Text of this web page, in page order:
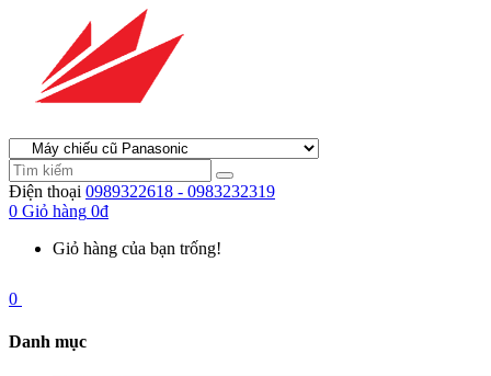
Điện thoại 0989322618 - 0983232319
0 Giỏ hàng 0đ
Giỏ hàng của bạn trống!
0
Danh mục